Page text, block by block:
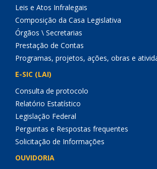
Leis e Atos Infralegais
Composição da Casa Legislativa
Órgãos \ Secretarias
Prestação de Contas
Programas, projetos, ações, obras e
E-SIC (LAI)
Consulta de protocolo
Relatório Estatístico
Legislação Federal
Perguntas e Respostas frequentes
Solicitação de Informações
OUVIDORIA